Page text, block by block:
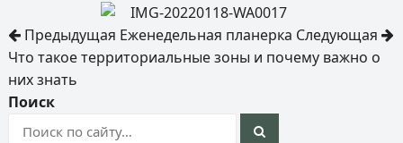
Предыдущая Еженедельная планерка Следующая
Что такое территориальные зоны и почему важно о
них знать
Поиск